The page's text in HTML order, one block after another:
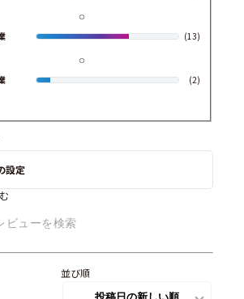
(13)
(2)
設定
並び順